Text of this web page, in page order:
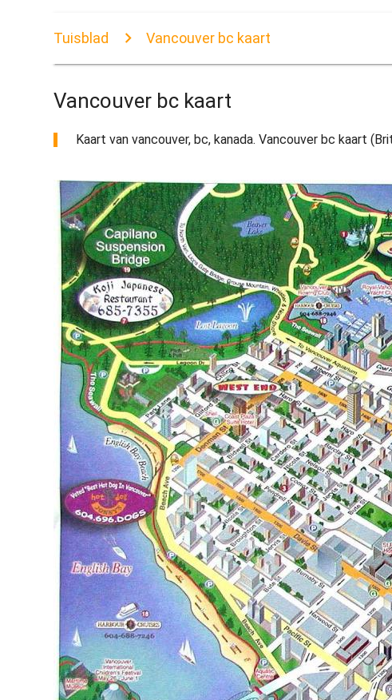
Tuisblad Vancouver bc kaart
Vancouver bc kaart
Kaart van vancouver, bc, kanada. Vancouver bc kaart